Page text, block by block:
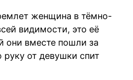
женщина в тёмно-
видимости, это её
они вместе пошли за
от девушки спит